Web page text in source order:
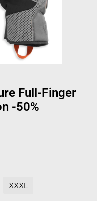
Full-Finger
-50%
XXXL